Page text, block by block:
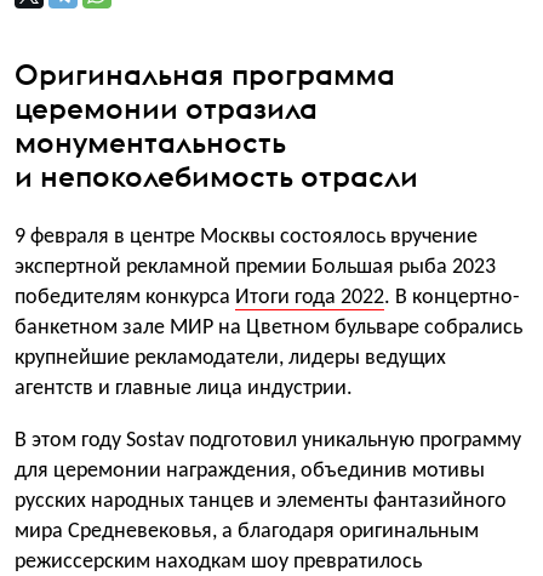
Оригинальная программа
церемонии отразила
монументальность
и непоколебимость отрасли
9 февраля в центре Москвы состоялось вручение
экспертной рекламной премии Большая рыба 2023
победителям конкурса Итоги года 2022. В концертно-
банкетном зале МИР на Цветном бульваре собрались
крупнейшие рекламодатели, лидеры ведущих
агентств и главные лица индустрии.
В этом году Sostav подготовил уникальную программу
для церемонии награждения, объединив мотивы
русских народных танцев и элементы фантазийного
мира Средневековья, а благодаря оригинальным
режиссерским находкам шоу превратилось